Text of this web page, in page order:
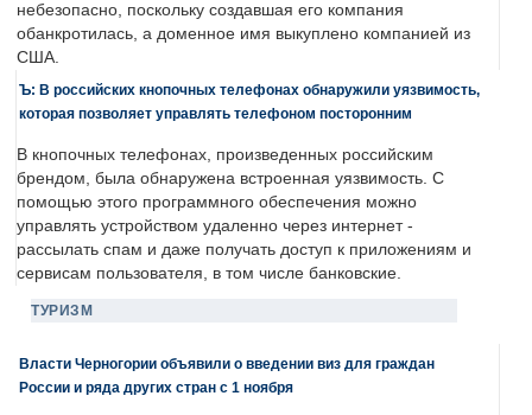
небезопасно, поскольку создавшая его компания
обанкротилась, а доменное имя выкуплено компанией из
США.
Ъ: В российских кнопочных телефонах обнаружили уязвимость,
которая позволяет управлять телефоном посторонним
В кнопочных телефонах, произведенных российским
брендом, была обнаружена встроенная уязвимость. С
помощью этого программного обеспечения можно
управлять устройством удаленно через интернет -
рассылать спам и даже получать доступ к приложениям и
сервисам пользователя, в том числе банковские.
ТУРИЗМ
Власти Черногории объявили о введении виз для граждан
России и ряда других стран с 1 ноября